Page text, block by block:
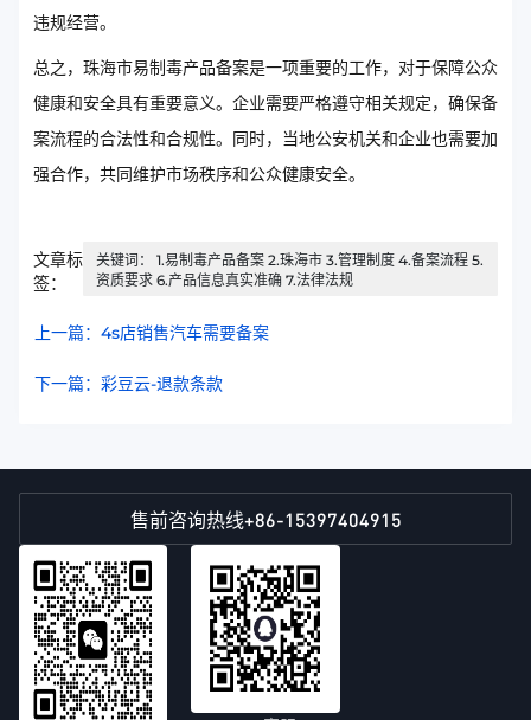
违规经营。
总之，珠海市易制毒产品备案是一项重要的工作，对于保障公众
健康和安全具有重要意义。企业需要严格遵守相关规定，确保备
案流程的合法性和合规性。同时，当地公安机关和企业也需要加
强合作，共同维护市场秩序和公众健康安全。
文章标
签：
关键词： 1.易制毒产品备案 2.珠海市 3.管理制度 4.备案流程 5.
资质要求 6.产品信息真实准确 7.法律法规
上一篇：4s店销售汽车需要备案
下一篇：彩豆云-退款条款
售前咨询热线+86-15397404915